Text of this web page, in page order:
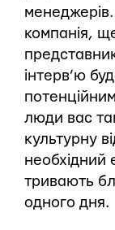
компанія,
інтерв’ю
люди вас
культурну
необхідний
тривають
одного дня.